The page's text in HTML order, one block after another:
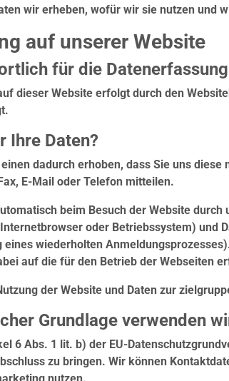
wir erheben, wofür wir sie nutzen und
auf unserer Website
für die
dieser Website erfolgt durch den
Ihre Daten?
dadurch erhoben, dass Sie uns
E-Mail oder Telefon mitteilen.
beim Besuch der Website
oder Betriebssystem) und
eines wiederholten
auf die für den Betrieb der Webseiten
der Website und Daten zur
Grundlage verwenden
6 Abs. 1 lit. b) der EU-
zu bringen. Wir können